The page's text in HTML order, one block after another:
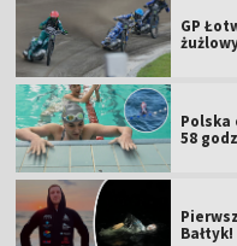
GP
Polska
58
Bałtyk!